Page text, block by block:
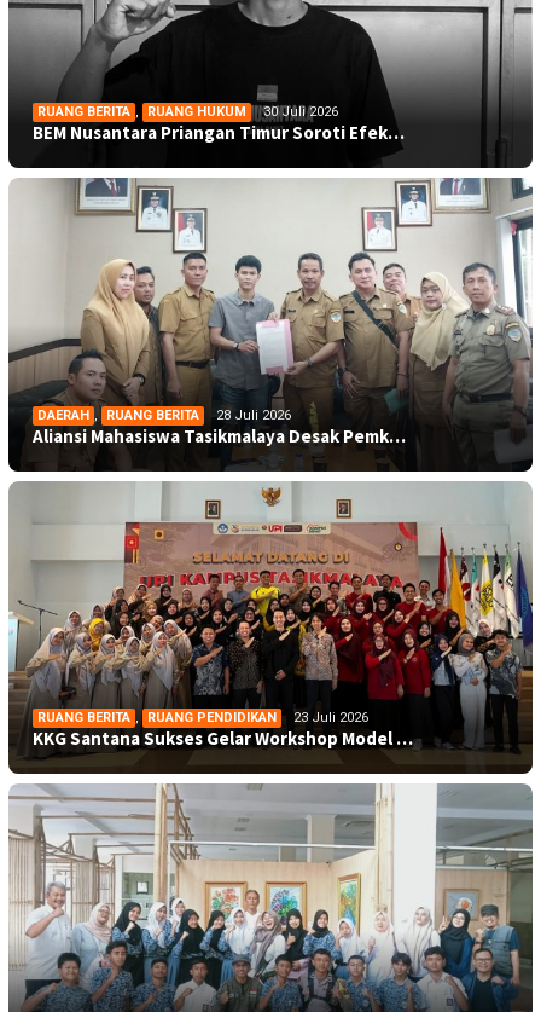
RUANG BERITA , RUANG HUKUM 30 Juli 2026
BEM Nusantara Priangan Timur Soroti Efek…
DAERAH , RUANG BERITA 28 Juli 2026
Aliansi Mahasiswa Tasikmalaya Desak Pemk…
RUANG BERITA , RUANG PENDIDIKAN 23 Juli 2026
KKG Santana Sukses Gelar Workshop Model …